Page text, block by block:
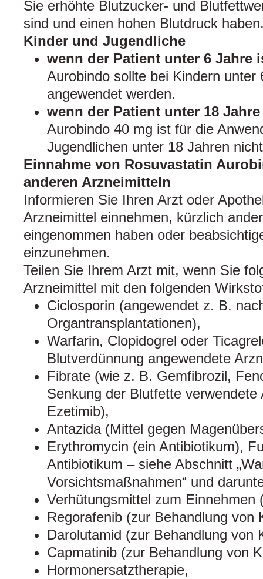
Sie erhöhte Blutzucker- und
sind und einen hohen Blutdruck
Kinder und Jugendliche
wenn der Patient unter 6 Jahre
Aurobindo sollte bei Kindern unter
angewendet werden.
wenn der Patient unter 18
Aurobindo 40 mg ist für die
Jugendlichen unter 18 Jahren
Einnahme von Rosuvastatin
anderen Arzneimitteln
Informieren Sie Ihren Arzt oder
Arzneimittel einnehmen, kürzlich
eingenommen haben oder
einzunehmen.
Teilen Sie Ihrem Arzt mit, wenn Sie
Arzneimittel mit den folgenden
Ciclosporin (angewendet z. B.
Organtransplantationen),
Warfarin, Clopidogrel oder
Blutverdünnung angewendete
Fibrate (wie z. B. Gemfibrozil,
Senkung der Blutfette
Ezetimib),
Antazida (Mittel gegen
Erythromycin (ein Antibiotikum),
Antibiotikum – siehe Abschnitt
Vorsichtsmaßnahmen“ und
Verhütungsmittel zum Einnehmen
Regorafenib (zur Behandlung von
Darolutamid (zur Behandlung von
Capmatinib (zur Behandlung von
Hormonersatztherapie,